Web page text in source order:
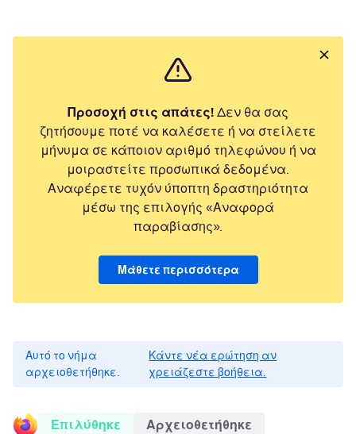
Προσοχή στις απάτες! Δεν θα σας
ζητήσουμε ποτέ να καλέσετε ή να στείλετε
μήνυμα σε κάποιον αριθμό τηλεφώνου ή να
μοιραστείτε προσωπικά δεδομένα.
Αναφέρετε τυχόν ύποπτη δραστηριότητα
μέσω της επιλογής «Αναφορά
παραβίασης».
Μάθετε περισσότερα
Αυτό το νήμα
αρχειοθετήθηκε.
Κάντε νέα ερώτηση αν
χρειάζεστε βοήθεια.
Επιλύθηκε Αρχειοθετήθηκε